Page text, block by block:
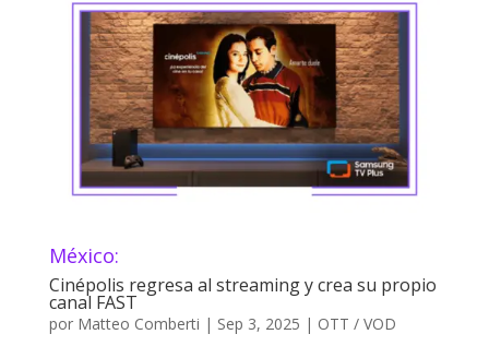
México:
Cinépolis regresa al streaming y crea su propio
canal FAST
por Matteo Comberti | Sep 3, 2025 | OTT / VOD